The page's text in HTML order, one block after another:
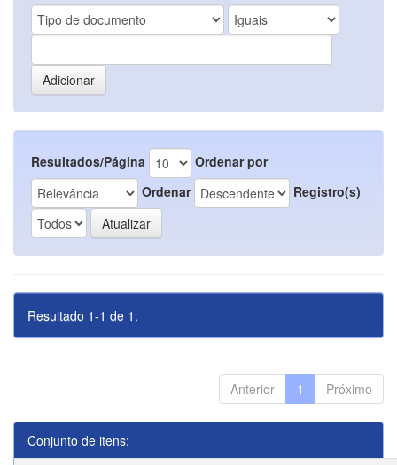
Resultados/Página
Ordenar por
Ordenar
Registro(s)
Resultado 1-1 de 1.
Anterior 1 Próximo
Conjunto de itens: